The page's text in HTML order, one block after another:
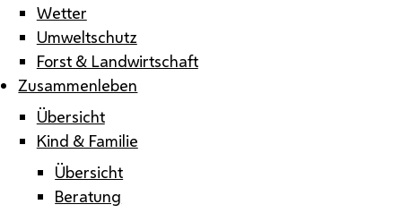
Wetter
Umweltschutz
Forst & Landwirtschaft
Zusammenleben
Übersicht
Kind & Familie
Übersicht
Beratung